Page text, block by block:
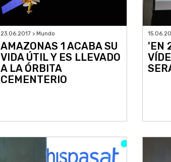
23.06.2017 > Mundo
AMAZONAS 1 ACABA SU
VIDA ÚTIL Y ES LLEVADO
A LA ÓRBITA
CEMENTERIO
'EN